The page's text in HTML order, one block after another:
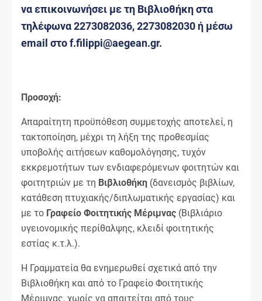
να επικοινωνήσει με τη Βιβλιοθήκη στα
τηλέφωνα 2273082036, 2273082030 ή μέσω
email στο f.filippi@aegean.gr.
Προσοχή:
Απαραίτητη προϋπόθεση συμμετοχής αποτελεί, η
τακτοποίηση, μέχρι τη λήξη της προθεσμίας
υποβολής αιτήσεων καθομολόγησης, τυχόν
εκκρεμοτήτων των ενδιαφερόμενων φοιτητών και
φοιτητριών με τη Βιβλιοθήκη (δανεισμός βιβλίων,
κατάθεση πτυχιακής/διπλωματικής εργασίας) και
με το Γραφείο Φοιτητικής Μέριμνας (Βιβλιάριο
υγειονομικής περίθαλψης, κλειδί φοιτητικής
εστίας κ.τ.λ.).
Η Γραμματεία θα ενημερωθεί σχετικά από την
Βιβλιοθήκη και από το Γραφείο Φοιτητικής
Μέριμνας, χωρίς να απαιτείται από τους